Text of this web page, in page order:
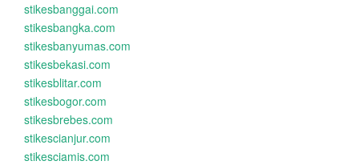
stikesbanggai.com
stikesbangka.com
stikesbanyumas.com
stikesbekasi.com
stikesblitar.com
stikesbogor.com
stikesbrebes.com
stikescianjur.com
stikesciamis.com